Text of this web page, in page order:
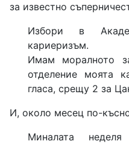
за известно
Избори в
кариеризъм.
Имам моралното
отделение моята
гласа, срещу 2 за
И, около месец по-
Миналата